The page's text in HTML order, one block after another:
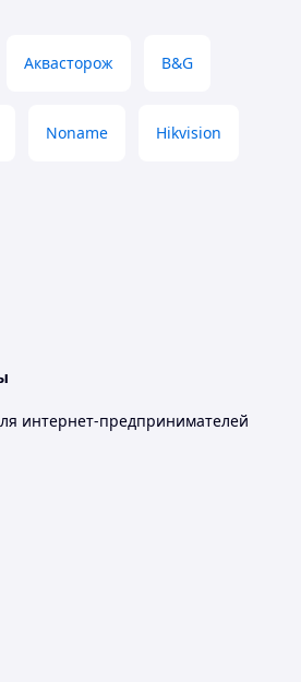
Аквасторож B&G
Noname Hikvision
интернет-предпринимателей